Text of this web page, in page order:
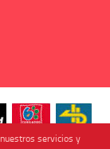
servicios y